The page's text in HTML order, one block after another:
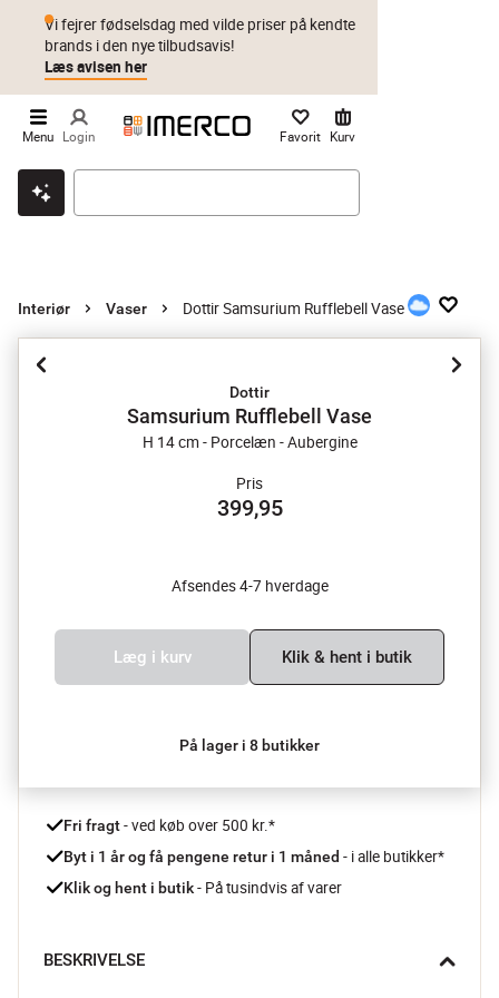
Klik & hent Byt i 1 år Prismatch
Vi fejrer fødselsdag med vilde priser på kendte
brands i den nye tilbudsavis!
Læs avisen her
Menu Login Favorit Kurv
Interiør Vaser Dottir Samsurium Rufflebell Vase
Dottir
Samsurium Rufflebell Vase
H 14 cm - Porcelæn - Aubergine
Pris
399,95
Afsendes 4-7 hverdage
Læg i kurv Klik & hent i butik
På lager i 8 butikker
Fri fragt - ved køb over 500 kr.*
Byt i 1 år og få pengene retur i 1 måned - i alle butikker*
Klik og hent i butik - På tusindvis af varer
BESKRIVELSE